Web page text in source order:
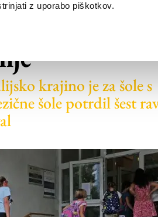
z uporabo piškotkov.
krajino je za šole s
šole potrdil šest